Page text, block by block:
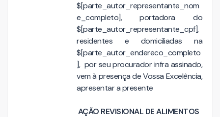
$[parte_autor_representante_nom
e_completo], portadora do
$[parte_autor_representante_cpf],
residentes e domiciliadas na
$[parte_autor_endereco_completo
], por seu procurador infra assinado,
vem à presença de Vossa Excelência,
apresentar a presente
AÇÃO REVISIONAL DE ALIMENTOS